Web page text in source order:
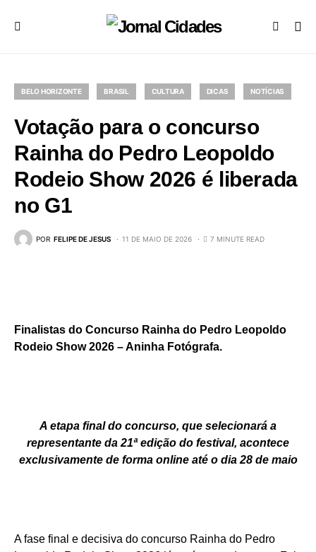
BELO HORIZONTE BRASIL CULTURA DICAS NOTÍCIAS
Votação para o concurso
Rainha do Pedro Leopoldo
Rodeio Show 2026 é liberada
no G1
POR FELIPE DE JESUS 11 DE MAIO DE 2026 7 MINUTE READ
Finalistas do Concurso Rainha do Pedro Leopoldo
Rodeio Show 2026 – Aninha Fotógrafa.
A etapa final do concurso, que selecionará a
representante da 21ª edição do festival, acontece
exclusivamente de forma online até o dia 28 de maio
A fase final e decisiva do concurso Rainha do Pedro